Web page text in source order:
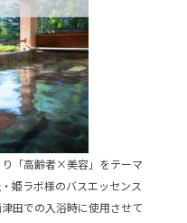
「高齢者×美容」をテーマ
姫ラボ様のバスエッセンス
田での入浴時に使用させて